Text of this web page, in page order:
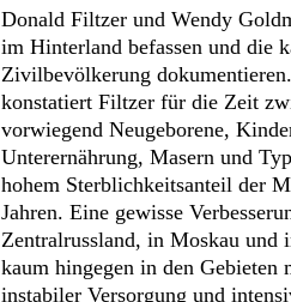
Donald Filtzer und Wendy
im Hinterland befassen und die
Zivilbevölkerung
konstatiert Filtzer für die Zeit
vorwiegend Neugeborene,
Unterernährung, Masern und
hohem Sterblichkeitsanteil der
Jahren. Eine gewisse
Zentralrussland, in Moskau und
kaum hingegen in den
instabiler Versorgung und